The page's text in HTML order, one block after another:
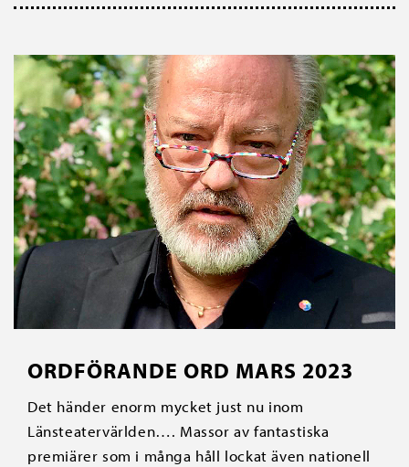
ORDFÖRANDE ORD MARS 2023
Det händer enorm mycket just nu inom
Länsteatervärlden…. Massor av fantastiska
premiärer som i många håll lockat även nationell